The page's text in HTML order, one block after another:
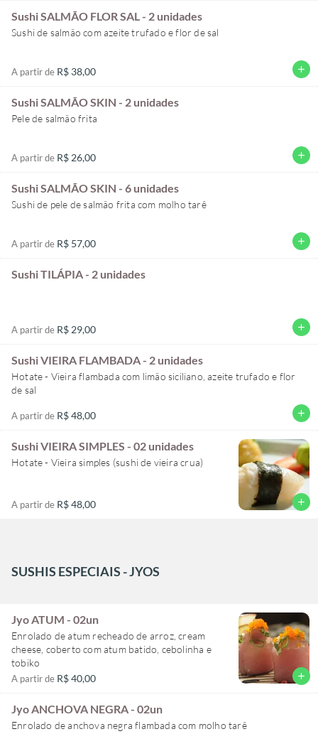
Sushi SALMÃO FLOR SAL - 2 unidades
Sushi de salmão com azeite trufado e flor de sal
A partir de R$ 38,00 add
Sushi SALMÃO SKIN - 2 unidades
Pele de salmão frita
A partir de R$ 26,00 add
Sushi SALMÃO SKIN - 6 unidades
Sushi de pele de salmão frita com molho tarê
A partir de R$ 57,00 add
Sushi TILÁPIA - 2 unidades
A partir de R$ 29,00 add
Sushi VIEIRA FLAMBADA - 2 unidades
Hotate - Vieira flambada com limão siciliano, azeite trufado e flor
de sal
A partir de R$ 48,00 add
Sushi VIEIRA SIMPLES - 02 unidades
Hotate - Vieira simples (sushi de vieira crua)
A partir de R$ 48,00 add
SUSHIS ESPECIAIS - JYOS
Jyo ATUM - 02un
Enrolado de atum recheado de arroz, cream
cheese, coberto com atum batido, cebolinha e
tobiko
A partir de R$ 40,00 add
Jyo ANCHOVA NEGRA - 02un
Enrolado de anchova negra flambada com molho tarê